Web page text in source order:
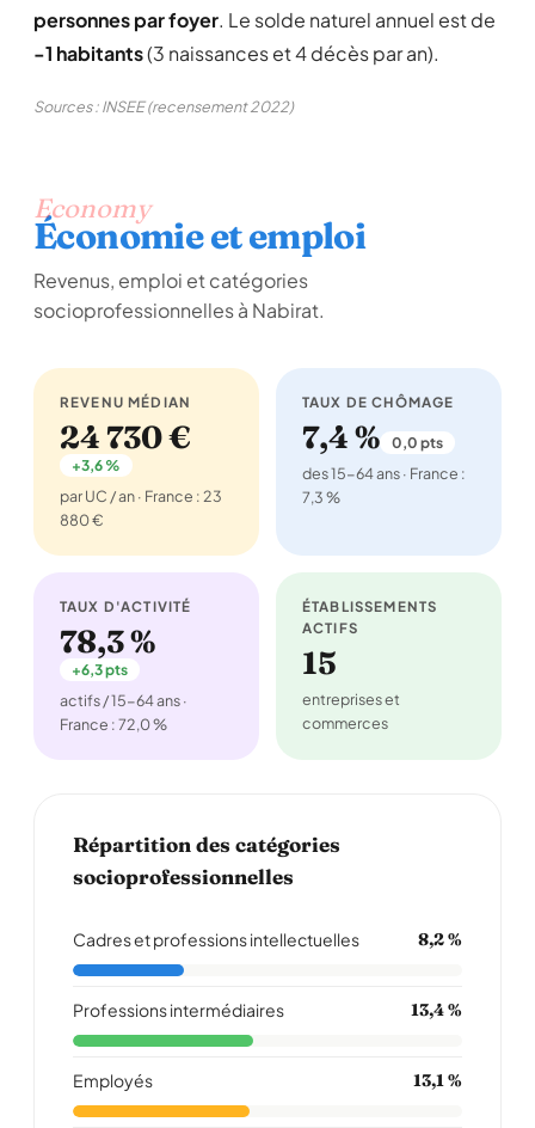
personnes par foyer. Le solde naturel annuel est de
-1 habitants(3 naissances et 4 décès par an).
Sources : INSEE (recensement 2022)
Economy
Économie et emploi
Revenus, emploi et catégories
socioprofessionnelles à Nabirat.
REVENU MÉDIAN
24 730 €
+3,6 %
par UC / an · France : 23
880 €
TAUX DE CHÔMAGE
7,4 % 0,0 pts
des 15-64 ans · France :
7,3 %
TAUX D'ACTIVITÉ
78,3 %
+6,3 pts
actifs / 15-64 ans ·
France : 72,0 %
ÉTABLISSEMENTS
ACTIFS
15
entreprises et
commerces
Répartition des catégories
socioprofessionnelles
Cadres et professions intellectuelles 8,2 %
Professions intermédiaires 13,4 %
Employés 13,1 %